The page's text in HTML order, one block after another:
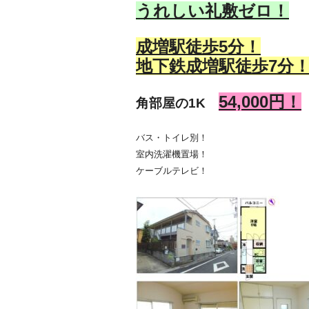
うれしい礼敷ゼロ！
成増駅徒歩5分！
地下鉄成増駅徒歩7分
角部屋の1K 54,000円！
バス・トイレ別！
室内洗濯機置場！
ケーブルテレビ！